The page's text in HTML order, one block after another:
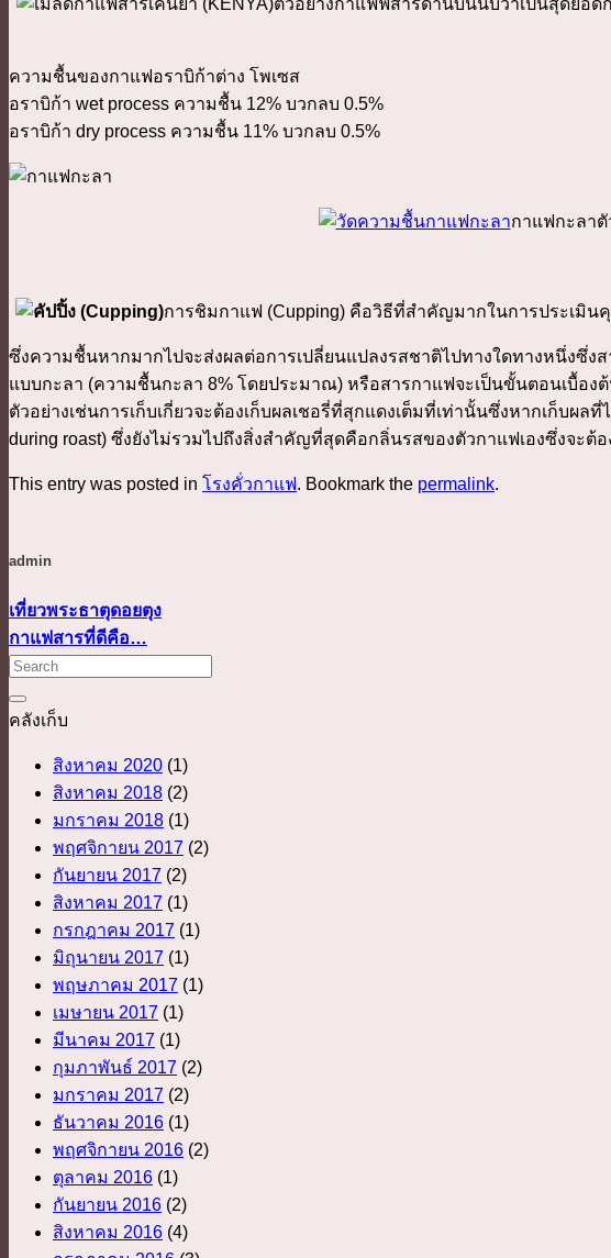
ความชื้นของกาแฟอราบิก้าต่าง โพเซส
อราบิก้า wet process ความชื้น 12% บวกลบ 0.5%
อราบิก้า dry process ความชื้น 11% บวกลบ 0.5%
กาแฟกะลาตั
การชิมกาแฟ (Cupping) คือวิธีที่สำคัญมากในการประเ
ซึ่งความชื้นหากมากไปจะส่งผลต่อการเปลี่ยนแปลงรสชาติไปทางใดทางหนึ่งซึ่
แบบกะลา (ความชื้นกะลา 8% โดยประมาณ) หรือสารกาแฟจะเป็นขั้นตอนเบื้อ
ตัวอย่างเช่นการเก็บเกี่ยวจะต้องเก็บผลเชอรี่ที่สุกแดงเต็มที่เท่านั้นซึ่งหากเก็บผ
during roast) ซึ่งยังไม่รวมไปถึงสิ่งสำคัญที่สุดคือกลิ่นรสของตัวกาแฟเองซึ่งจะต้
This entry was posted in โรงคั่วกาแฟ. Bookmark the permalink.
admin
เที่ยวพระธาตุดอยตุง
กาแฟสารที่ดีคือ…
คลังเก็บ
สิงหาคม 2020 (1)
สิงหาคม 2018 (2)
มกราคม 2018 (1)
พฤศจิกายน 2017 (2)
กันยายน 2017 (2)
สิงหาคม 2017 (1)
กรกฎาคม 2017 (1)
มิถุนายน 2017 (1)
พฤษภาคม 2017 (1)
เมษายน 2017 (1)
มีนาคม 2017 (1)
กุมภาพันธ์ 2017 (2)
มกราคม 2017 (2)
ธันวาคม 2016 (1)
พฤศจิกายน 2016 (2)
ตุลาคม 2016 (1)
กันยายน 2016 (2)
สิงหาคม 2016 (4)